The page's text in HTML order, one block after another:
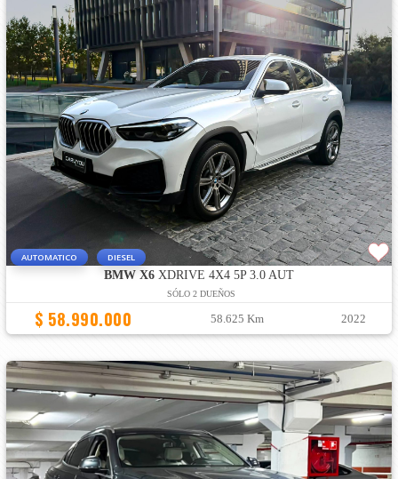
AUTOMATICO DIESEL
BMW X6XDRIVE 4X4 5P 3.0 AUT
SÓLO 2 DUEÑOS
$ 58.990.000 58.625 Km 2022